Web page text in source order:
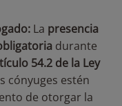
La presencia
durante
54.2 de la Ley
cónyuges estén
de otorgar la